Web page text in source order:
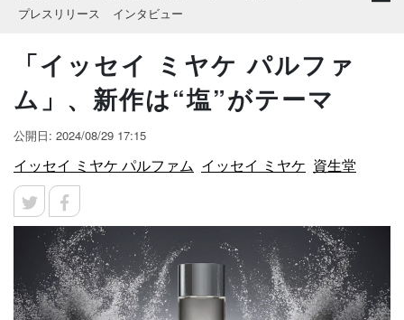
プレスリリース
インタビュー
「イッセイ ミヤケ パルファ
ム」、新作は“塩”がテーマ
公開日: 2024/08/29 17:15
イッセイ ミヤケ パルファム イッセイ ミヤケ 資生堂